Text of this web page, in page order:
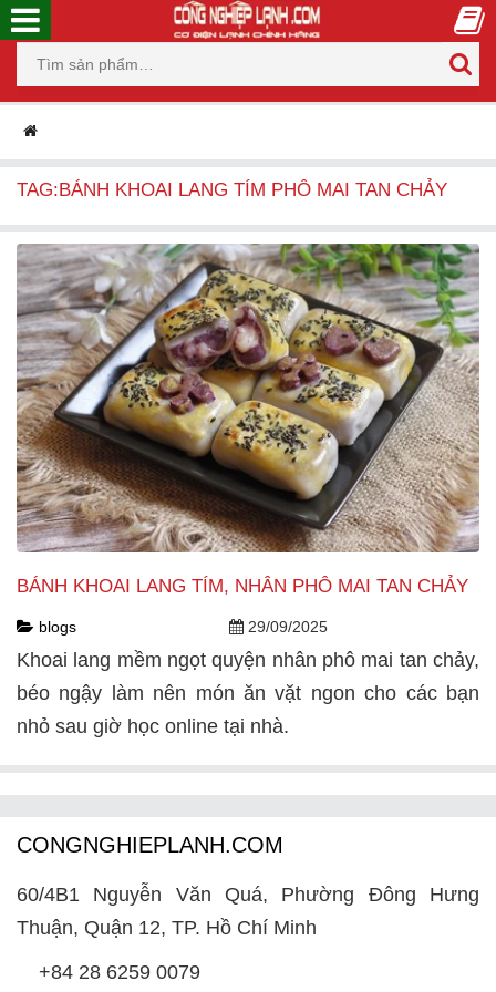
TAG:BÁNH KHOAI LANG TÍM PHÔ MAI TAN CHẢY
BÁNH KHOAI LANG TÍM, NHÂN PHÔ MAI TAN CHẢY
blogs 29/09/2025
Khoai lang mềm ngọt quyện nhân phô mai tan chảy,
béo ngậy làm nên món ăn vặt ngon cho các bạn
nhỏ sau giờ học online tại nhà.
CONGNGHIEPLANH.COM
60/4B1 Nguyễn Văn Quá, Phường Đông Hưng
Thuận, Quận 12, TP. Hồ Chí Minh
+84 28 6259 0079